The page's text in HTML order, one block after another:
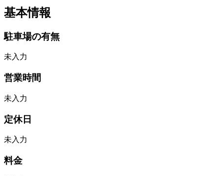
基本情報
駐車場の有無
未入力
営業時間
未入力
定休日
未入力
料金